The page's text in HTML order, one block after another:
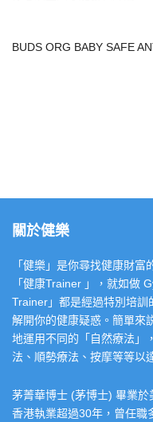
BUDS ORG BABY SAFE
關於健樂
「健樂」是你尋找健康財
「健康Trainer 」，就如做
Trainer」都是經過特別培訓
解開你的健康疑惑。簡單來
地運用不同的「自然療法」
法、順勢療法、按摩等等以
茅菁華博士 (茅博士) 畢業
香港執業超過30年，曾任職